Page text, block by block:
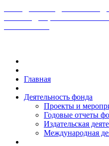
Главная
Деятельность фонда
Проекты и
Годовые отчеты
Издательская
Международная